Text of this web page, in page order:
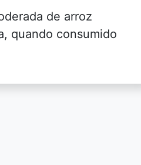
de arroz
quando consumido